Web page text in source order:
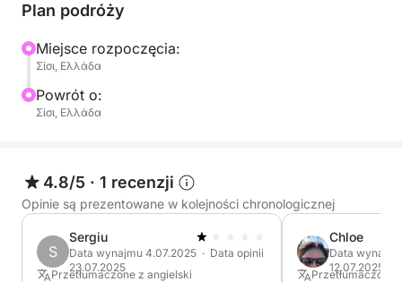
Plan podróży
Miejsce rozpoczęcia:
Σίσι, Ελλάδα
Powrót o:
Σίσι, Ελλάδα
4.8/5 · 1 recenzji
Opinie są prezentowane w kolejności chronologicznej
S
Sergiu
Data wynajmu 4.07.2025 · Data opinii
23.07.2025
Przetłumaczone z angielski
Chloe
Data
12.07.2025
Przetłumaczone